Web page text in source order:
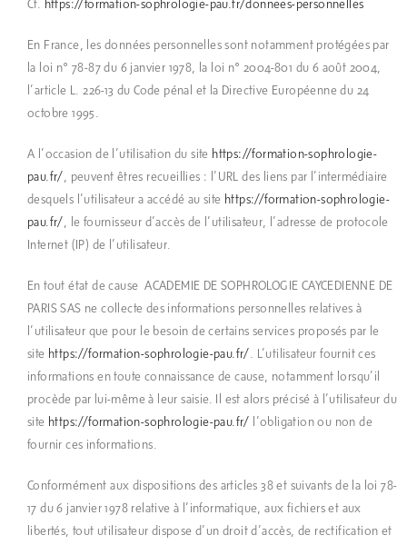
Cf. https://formation-sophrologie-pau.fr/donnees-personnelles
En France, les données personnelles sont notamment protégées par
la loi n° 78-87 du 6 janvier 1978, la loi n° 2004-801 du 6 août 2004,
l’article L. 226-13 du Code pénal et la Directive Européenne du 24
octobre 1995.
A l’occasion de l’utilisation du site https://formation-sophrologie-
pau.fr/ , peuvent êtres recueillies : l’URL des liens par l’intermédiaire
desquels l’utilisateur a accédé au site https://formation-sophrologie-
pau.fr/ , le fournisseur d’accès de l’utilisateur, l’adresse de protocole
Internet (IP) de l’utilisateur.
En tout état de cause ACADEMIE DE SOPHROLOGIE CAYCEDIENNE DE
PARIS SAS ne collecte des informations personnelles relatives à
l’utilisateur que pour le besoin de certains services proposés par le
site https://formation-sophrologie-pau.fr/ . L’utilisateur fournit ces
informations en toute connaissance de cause, notamment lorsqu’il
procède par lui-même à leur saisie. Il est alors précisé à l’utilisateur du
site https://formation-sophrologie-pau.fr/ l’obligation ou non de
fournir ces informations.
Conformément aux dispositions des articles 38 et suivants de la loi 78-
17 du 6 janvier 1978 relative à l’informatique, aux fichiers et aux
libertés, tout utilisateur dispose d’un droit d’accès, de rectification et